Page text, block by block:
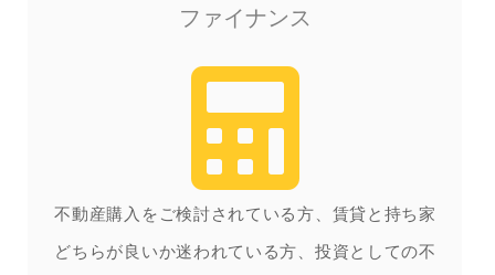
ファイナンス
不動産購入をご検討されている方、賃貸と持ち家
どちらが良いか迷われている方、投資としての不